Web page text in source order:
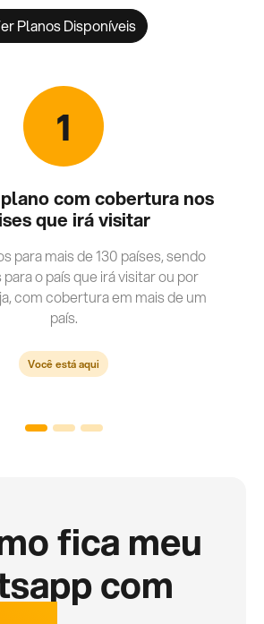
Planos Disponíveis
1
com cobertura nos
que irá visitar
para mais de 130 países, sendo
o país que irá visitar ou por
com cobertura em mais de um
país.
Você está aqui
fica meu
com